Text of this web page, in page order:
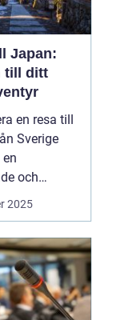
Japan:
till ditt
en resa till
Sverige
och
2025